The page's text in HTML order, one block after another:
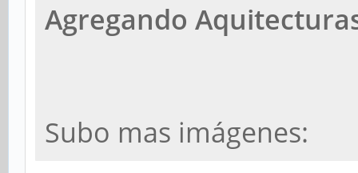
Agregando
Subo mas imágenes: